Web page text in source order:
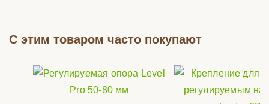
С этим товаром часто покупают